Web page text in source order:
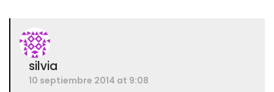
silvia
10 septiembre 2014 at 9:08